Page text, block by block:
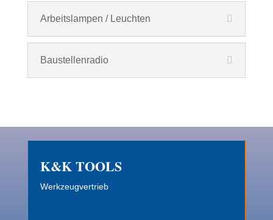
Arbeitslampen / Leuchten
Baustellenradio
K&K TOOLS
Werkzeugvertrieb